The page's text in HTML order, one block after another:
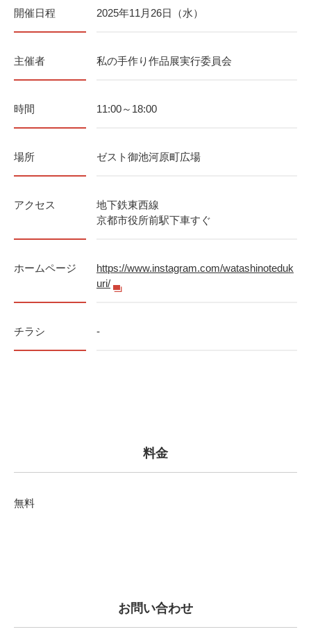
開催日程 2025年11月26日（水）
主催者 私の手作り作品展実行委員会
時間 11:00～18:00
場所 ゼスト御池河原町広場
アクセス
地下鉄東西線
京都市役所前駅下車すぐ
ホームページ
https://www.instagram.com/watashinoteduk
uri/
チラシ -
料金
無料
お問い合わせ